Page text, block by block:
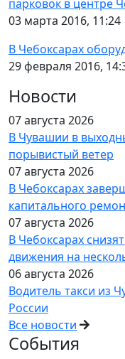
парковок в центре
03 марта 2016, 11:24
В Чебоксарах
29 февраля 2016,
Новости
07 августа 2026
В Чувашии в
порывистый ветер
07 августа 2026
В Чебоксарах
капитального
07 августа 2026
В Чебоксарах
движения на
06 августа 2026
Водитель такси из
России
Все новости
События